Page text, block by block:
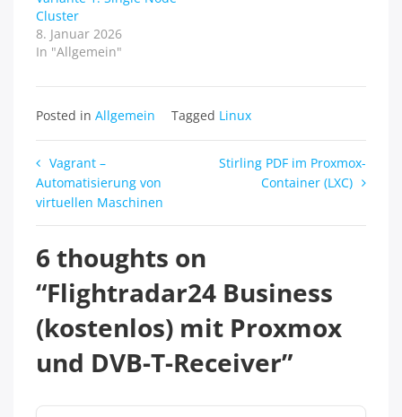
Cluster
8. Januar 2026
In "Allgemein"
Posted in Allgemein Tagged Linux
Beitragsnavigation
Vagrant –
Automatisierung von
virtuellen Maschinen
Stirling PDF im Proxmox-
Container (LXC)
6 thoughts on
“Flightradar24 Business
(kostenlos) mit Proxmox
und DVB-T-Receiver”